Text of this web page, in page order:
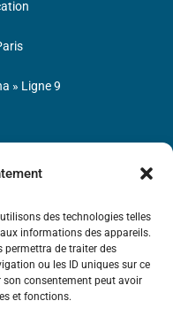
des technologies telles
informations des appareils.
permettra de traiter des
ou les ID uniques sur ce
son consentement peut avoir
et fonctions.
d’André-
» Ligne 9
: 9412Z TVA intra-